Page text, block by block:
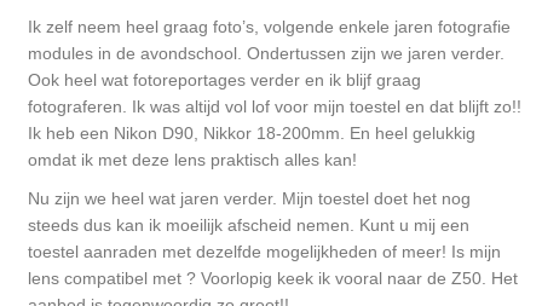
Ik zelf neem heel graag foto’s, volgende enkele jaren fotografie
modules in de avondschool. Ondertussen zijn we jaren verder.
Ook heel wat fotoreportages verder en ik blijf graag
fotograferen. Ik was altijd vol lof voor mijn toestel en dat blijft zo!!
Ik heb een Nikon D90, Nikkor 18-200mm. En heel gelukkig
omdat ik met deze lens praktisch alles kan!
Nu zijn we heel wat jaren verder. Mijn toestel doet het nog
steeds dus kan ik moeilijk afscheid nemen. Kunt u mij een
toestel aanraden met dezelfde mogelijkheden of meer! Is mijn
lens compatibel met ? Voorlopig keek ik vooral naar de Z50. Het